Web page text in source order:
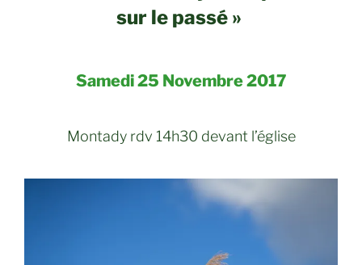
sur le passé »
Samedi 25 Novembre 2017
Montady rdv 14h30 devant l’église